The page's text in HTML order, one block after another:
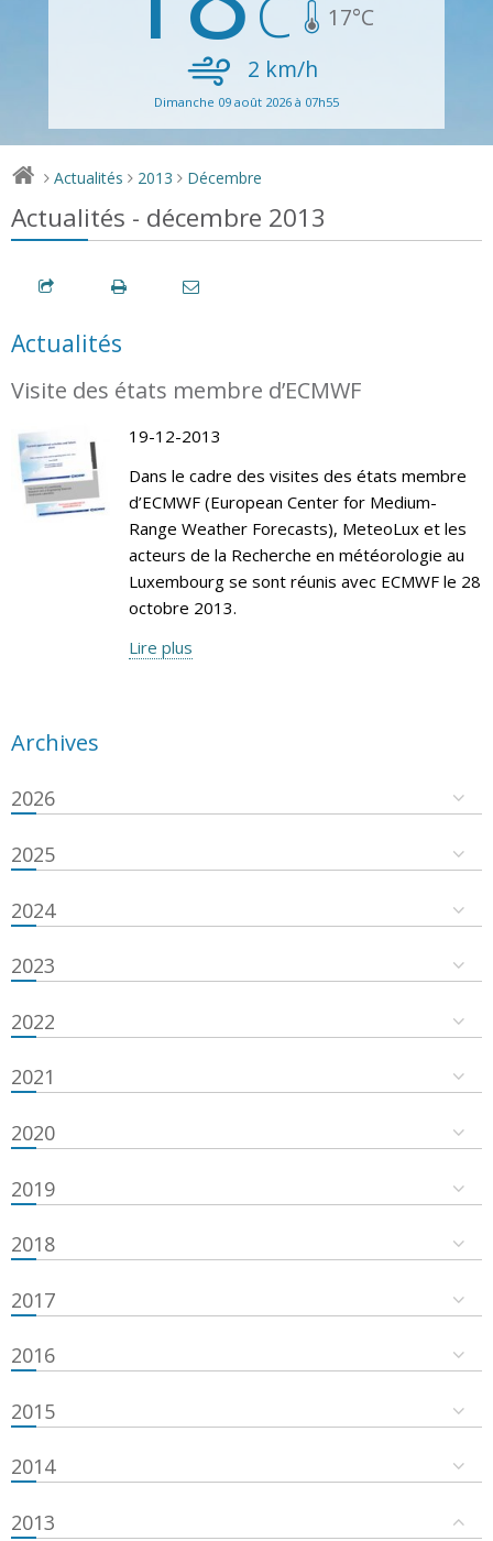
17°C
2 km/h
Dimanche 09 août 2026 à 07h55
> Actualités > 2013 > Décembre
Actualités - décembre 2013
Actualités
Visite des états membre d’ECMWF
19-12-2013
Dans le cadre des visites des états membre
d’ECMWF (European Center for Medium-
Range Weather Forecasts), MeteoLux et les
acteurs de la Recherche en météorologie au
Luxembourg se sont réunis avec ECMWF le 28
octobre 2013.
Lire plus
Archives
2026
2025
2024
2023
2022
2021
2020
2019
2018
2017
2016
2015
2014
2013